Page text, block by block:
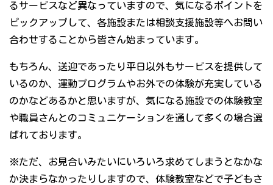
るサービスなど異なっていますので、気になるポイントを
ピックアップして、各施設または相談支援施設等へお問い
合わせすることから皆さん始まっています。
もちろん、送迎であったり平日以外もサービスを提供して
いるのか、運動プログラムやお外での体験が充実している
のかなどあるかと思いますが、気になる施設での体験教室
や職員さんとのコミュニケーションを通して多くの場合選
ばれております。
※ただ、お見合いみたいにいろいろ求めてしまうとなかな
か決まらなかったりしますので、体験教室などで子どもさ